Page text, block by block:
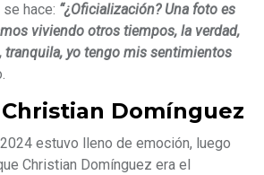
hace: “¿Oficialización? Una foto es
viviendo otros tiempos, la verdad,
tranquila, yo tengo mis sentimientos
Domínguez
estuvo lleno de emoción, luego
Christian Domínguez era el